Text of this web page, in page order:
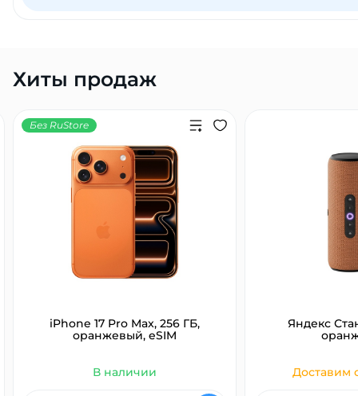
Хиты продаж
Без RuStore
iPhone 17 Pro Max, 256 ГБ,
оранжевый, eSIM
В наличии
Яндекс
Доставим